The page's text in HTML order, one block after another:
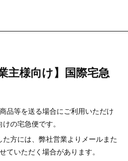
主様向け】国際宅急
品等を送る場合にご利用いただけ
の宅急便です。
方には、弊社営業よりメールまた
ていただく場合があります。